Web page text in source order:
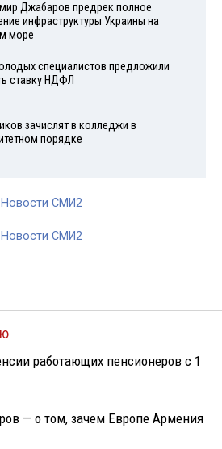
Джабаров предрек полное
инфраструктуры Украины на
море
специалистов предложили
ставку НДФЛ
зачислят в колледжи в
порядке
Новости СМИ2
Новости СМИ2
работающих пенсионеров с 1
— о том, зачем Европе Армения